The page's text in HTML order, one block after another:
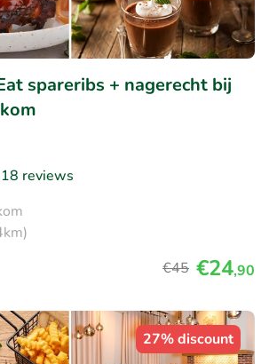
spareribs + nagerecht bij
reviews
€45 €24,90
27% discount